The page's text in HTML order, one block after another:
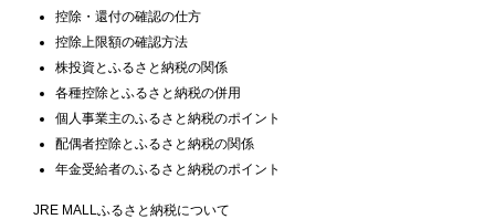
控除・還付の確認の仕方
控除上限額の確認方法
株投資とふるさと納税の関係
各種控除とふるさと納税の併用
個人事業主のふるさと納税のポイント
配偶者控除とふるさと納税の関係
年金受給者のふるさと納税のポイント
JRE MALLふるさと納税について